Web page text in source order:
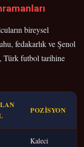
bireysel
fedakarlık ve Şenol
Türk futbol tarihine
POZISYON
Kaleci